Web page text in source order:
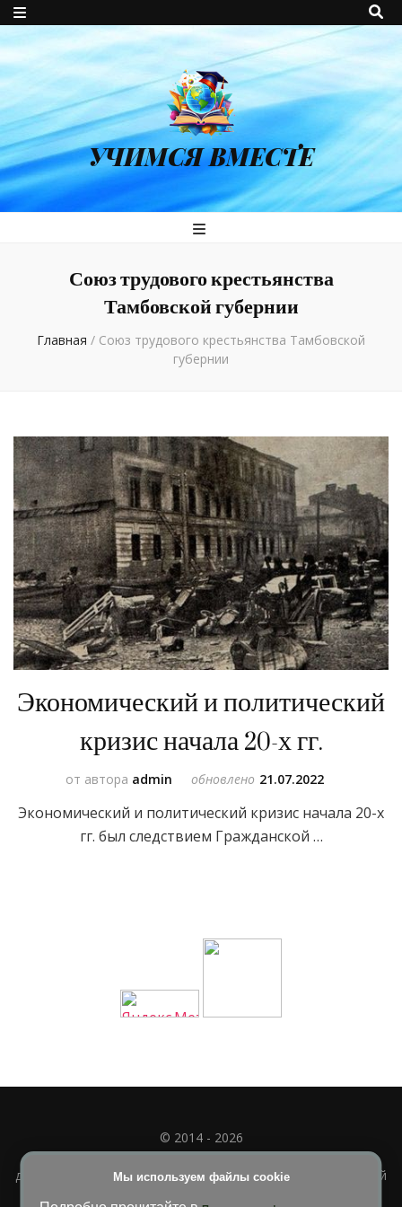
УЧИМСЯ ВМЕСТЕ
Союз трудового крестьянства
Тамбовской губернии
Главная / Союз трудового крестьянства Тамбовской
губернии
Экономический и политический
кризис начала 20-х гг.
от автора admin обновлено 21.07.2022
Экономический и политический кризис начала 20-х
гг. был следствием Гражданской …
Мы используем файлы cookie
© 2014 - 2026
Полное или частичное использование материала
допускается только при наличии активной и индексируемой